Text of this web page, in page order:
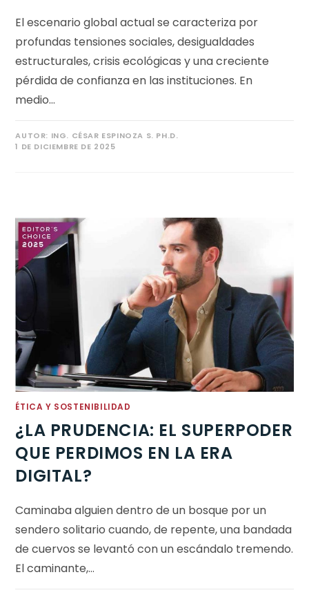
El escenario global actual se caracteriza por
profundas tensiones sociales, desigualdades
estructurales, crisis ecológicas y una creciente
pérdida de confianza en las instituciones. En
medio…
AUTOR: ING. CÉSAR ESPINOZA S. PH.D.
1 DE DICIEMBRE DE 2025
ÉTICA Y SOSTENIBILIDAD
¿LA PRUDENCIA: EL SUPERPODER
QUE PERDIMOS EN LA ERA
DIGITAL?
Caminaba alguien dentro de un bosque por un
sendero solitario cuando, de repente, una bandada
de cuervos se levantó con un escándalo tremendo.
El caminante,…